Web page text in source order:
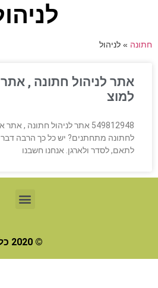
חתונה » לניהול
אתר לניהול חתונה , אתר
למוצ
549812948 אתר לניהול חתונה ,
לחתונה מתחתנים? יש כל כך הרבה
לתאם, לסדר ולארגן. אנחנו חשבנו
© 2020 כל הזכויות שמורות לאתר